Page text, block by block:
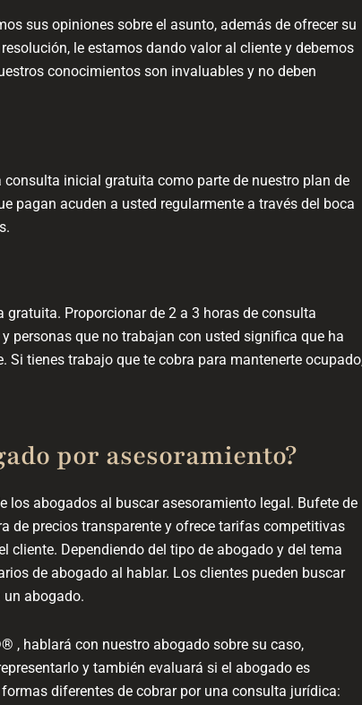
sus opiniones sobre el asunto, además de ofrecer su
le estamos dando valor al cliente y debemos
conocimientos son invaluables y no deben
inicial gratuita como parte de nuestro plan de
pagan acuden a usted regularmente a través del boca
Proporcionar de 2 a 3 horas de consulta
personas que no trabajan con usted significa que ha
Si tienes trabajo que te cobra para mantenerte
por asesoramiento?
los abogados al buscar asesoramiento legal. Bufete de
de precios transparente y ofrece tarifas competitivas
cliente. Dependiendo del tipo de abogado y del tema
de abogado al hablar. Los clientes pueden buscar
abogado.
, hablará con nuestro abogado sobre su caso,
y también evaluará si el abogado es
diferentes de cobrar por una consulta jurídica: